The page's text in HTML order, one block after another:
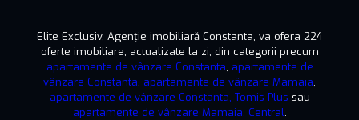
Elite Exclusiv, Agenție imobiliară Constanta, va ofera 224
oferte imobiliare, actualizate la zi, din categorii precum
apartamente de vânzare Constanta, apartamente de
vânzare Constanta, apartamente de vânzare Mamaia,
apartamente de vânzare Constanta, Tomis Plus sau
apartamente de vânzare Mamaia, Central.